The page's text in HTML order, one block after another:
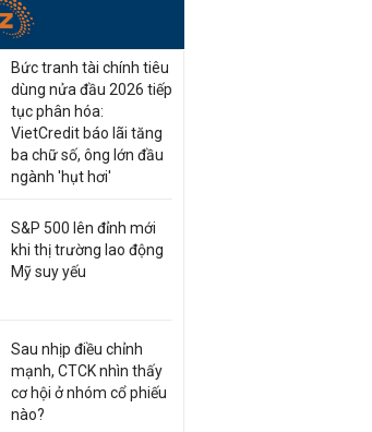
Bức tranh tài chính tiêu
dùng nửa đầu 2026 tiếp
tục phân hóa:
VietCredit báo lãi tăng
ba chữ số, ông lớn đầu
ngành 'hụt hơi'
S&P 500 lên đỉnh mới
khi thị trường lao động
Mỹ suy yếu
Sau nhịp điều chỉnh
mạnh, CTCK nhìn thấy
cơ hội ở nhóm cổ phiếu
nào?